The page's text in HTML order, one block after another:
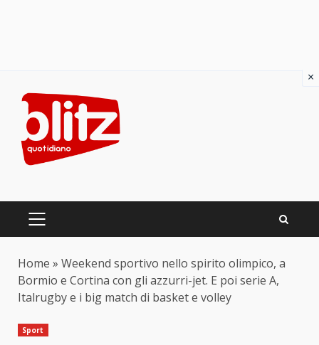
content
PRIMARY
Home » Weekend sportivo nello spirito olimpico, a
Bormio e Cortina con gli azzurri-jet. E poi serie A,
Italrugby e i big match di basket e volley
Sport
×